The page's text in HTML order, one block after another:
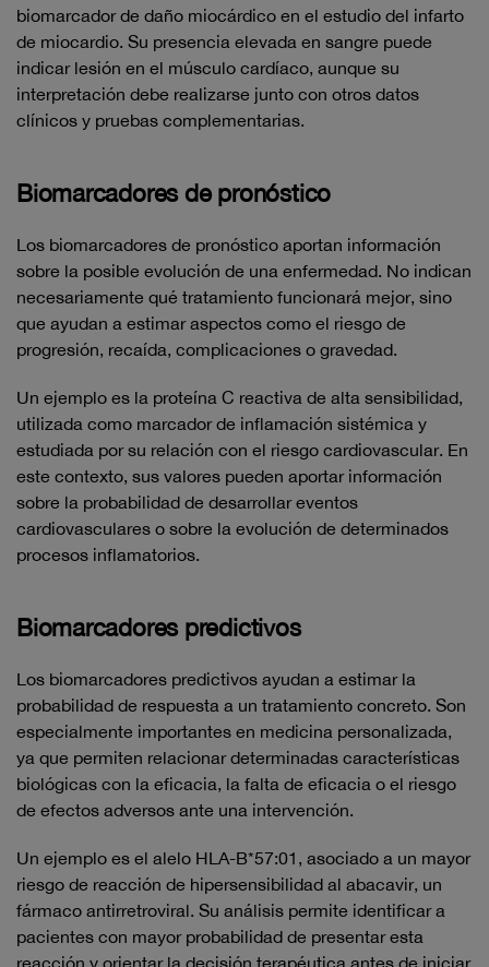
biomarcador de daño miocárdico en el estudio del infarto
de miocardio. Su presencia elevada en sangre puede
indicar lesión en el músculo cardíaco, aunque su
interpretación debe realizarse junto con otros datos
clínicos y pruebas complementarias.
Biomarcadores de pronóstico
Los biomarcadores de pronóstico aportan información
sobre la posible evolución de una enfermedad. No indican
necesariamente qué tratamiento funcionará mejor, sino
que ayudan a estimar aspectos como el riesgo de
progresión, recaída, complicaciones o gravedad.
Un ejemplo es la proteína C reactiva de alta sensibilidad,
utilizada como marcador de inflamación sistémica y
estudiada por su relación con el riesgo cardiovascular. En
este contexto, sus valores pueden aportar información
sobre la probabilidad de desarrollar eventos
cardiovasculares o sobre la evolución de determinados
procesos inflamatorios.
Biomarcadores predictivos
Los biomarcadores predictivos ayudan a estimar la
probabilidad de respuesta a un tratamiento concreto. Son
especialmente importantes en medicina personalizada,
ya que permiten relacionar determinadas características
biológicas con la eficacia, la falta de eficacia o el riesgo
de efectos adversos ante una intervención.
Un ejemplo es el alelo HLA-B*57:01, asociado a un mayor
riesgo de reacción de hipersensibilidad al abacavir, un
fármaco antirretroviral. Su análisis permite identificar a
pacientes con mayor probabilidad de presentar esta
reacción y orientar la decisión terapéutica antes de iniciar